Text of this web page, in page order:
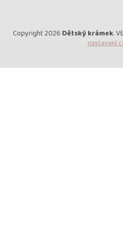
Copyright 2026 Dětský krámek.
nastavení